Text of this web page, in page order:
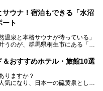
て、上州グルメにこだわったビュ
シャトルバスで楽々、さらに草津
草津温泉 大東舘」「亀の井ホテ
ル 草津リゾート」を徹底レポー
ピタリティ株式会社【PR】
津リゾートのPR記事です。
ウナ！宿泊もできる「水沼
ート
温泉と本格サウナが待っている」
うのが、群馬県桐生市にある「駅
と宿泊もできる「サウナの森」、
ニークな駅直結の「水沼の湯」の
き、サウナー、そして電車旅好き
＆おすすめホテル・旅館10選
りますか？
気になり、日本一の硫黄泉として